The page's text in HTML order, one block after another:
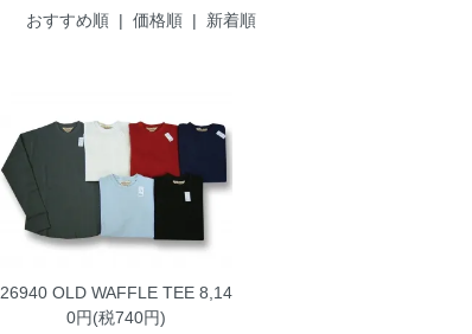
おすすめ順 | 価格順 | 新着順
26940 OLD WAFFLE TEE8,14
0円(税740円)